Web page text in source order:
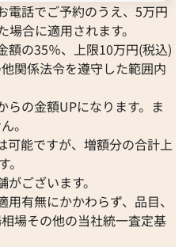
電話でご予約のうえ、5万円
合に適用されます。
額の35％、上限10万円(税込)
関係法令を遵守した範囲内
らの金額UPになります。ま
。
可能ですが、増額分の合計上
ございます。
有無にかかわらず、品目、
場その他の当社統一査定基